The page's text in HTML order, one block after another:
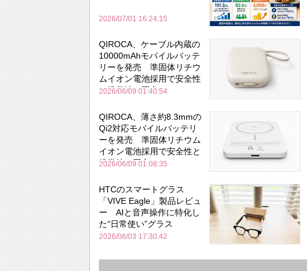
2026/07/01 16:24:15
QIROCA、ケーブル内蔵の
10000mAhモバイルバッテ
リーを発売 準固体リチウ
ムイオン電池採用で安全性
と携帯性を両立
2026/06/09 01:40:54
QIROCA、薄さ約8.3mmの
Qi2対応モバイルバッテリ
ーを発売 準固体リチウム
イオン電池採用で安全性と
携帯性を両立
2026/06/09 01:08:35
HTCのスマートグラス
「VIVE Eagle」製品レビュ
ー AIと音声操作に特化し
た“日常使い”グラス
2026/06/03 17:30:42